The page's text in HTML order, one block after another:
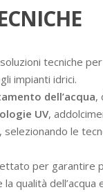
tecniche
impianti idrici.
dell’acqua,
UV,
selezionando le
per garantire
qualità dell’acqua